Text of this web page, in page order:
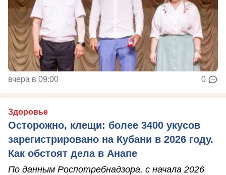
вчера в 09:00 0
Здоровье
Осторожно, клещи: более 3400 укусов
зарегистрировано на Кубани в 2026 году.
Как обстоят дела в Анапе
По данным Роспотребнадзора, с начала 2026